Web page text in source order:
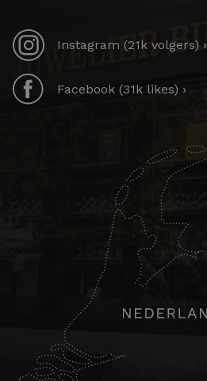
Instagram (21k volgers) ›
Facebook (31k likes) ›